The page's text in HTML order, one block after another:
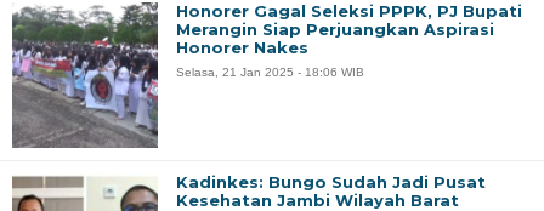
Honorer Gagal Seleksi PPPK, PJ Bupati
Merangin Siap Perjuangkan Aspirasi
Honorer Nakes
Selasa, 21 Jan 2025 - 18:06 WIB
Kadinkes: Bungo Sudah Jadi Pusat
Kesehatan Jambi Wilayah Barat